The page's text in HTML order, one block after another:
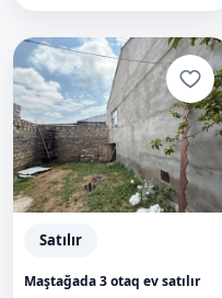
Satılır
Maştağada 3 otaq ev satılır